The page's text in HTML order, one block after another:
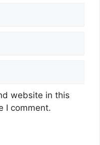
website in this
I comment.